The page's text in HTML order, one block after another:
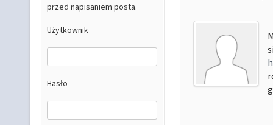
przed napisaniem posta.
Użytkownik
Hasło